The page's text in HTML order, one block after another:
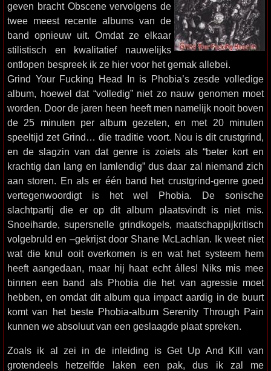
geven bracht Obscene vervolgens de
twee meest recente albums van de
band opnieuw uit. Omdat ze elkaar
stilistisch en kwalitatief nauwelijks
ontlopen bespreek ik ze hier voor het gemak allebei.
Grind Your Fucking Head In is Phobia’s zesde volledige
album, hoewel dat “volledig” niet zo nauw genomen moet
worden. Door de jaren heen heeft men namelijk nooit boven
de 25 minuten per album gezeten, en met 20 minuten
speeltijd zet Grind… die traditie voort. Nou is dit crustgrind,
en de slagzin van dat genre is zoiets als “beter kort en
krachtig dan lang en lamlendig” dus daar zal niemand zich
aan storen. En als er één band het crustgrind-genre goed
vertegenwoordigt is het wel Phobia. De sonische
slachtpartij die er op dit album plaatsvindt is niet mis.
Snoeiharde, supersnelle grindkogels, maatschappijkritisch
volgebruld en –gekrijst door Shane McLachlan. Ik weet niet
wat die knul ooit overkomen is en wat het systeem hem
heeft aangedaan, maar hij haat echt álles! Niks mis mee
binnen een band als Phobia die het van agressie moet
hebben, en omdat dit album qua impact aardig in de buurt
komt van het beste Phobia-album Serenity Through Pain
kunnen we absoluut van een geslaagde plaat spreken.
Zoals ik al zei in de inleiding is Get Up And Kill van
grotendeels hetzelfde laken een pak, dus ik zal me